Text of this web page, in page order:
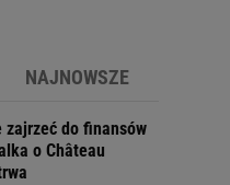
NAJNOWSZE
zajrzeć do finansów
o Château